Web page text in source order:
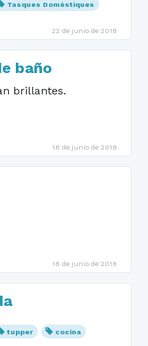
Tasques Domèstiques
22 de junio de 2018
baño
brillantes.
18 de junio de 2018
18 de junio de 2018
tupper cocina